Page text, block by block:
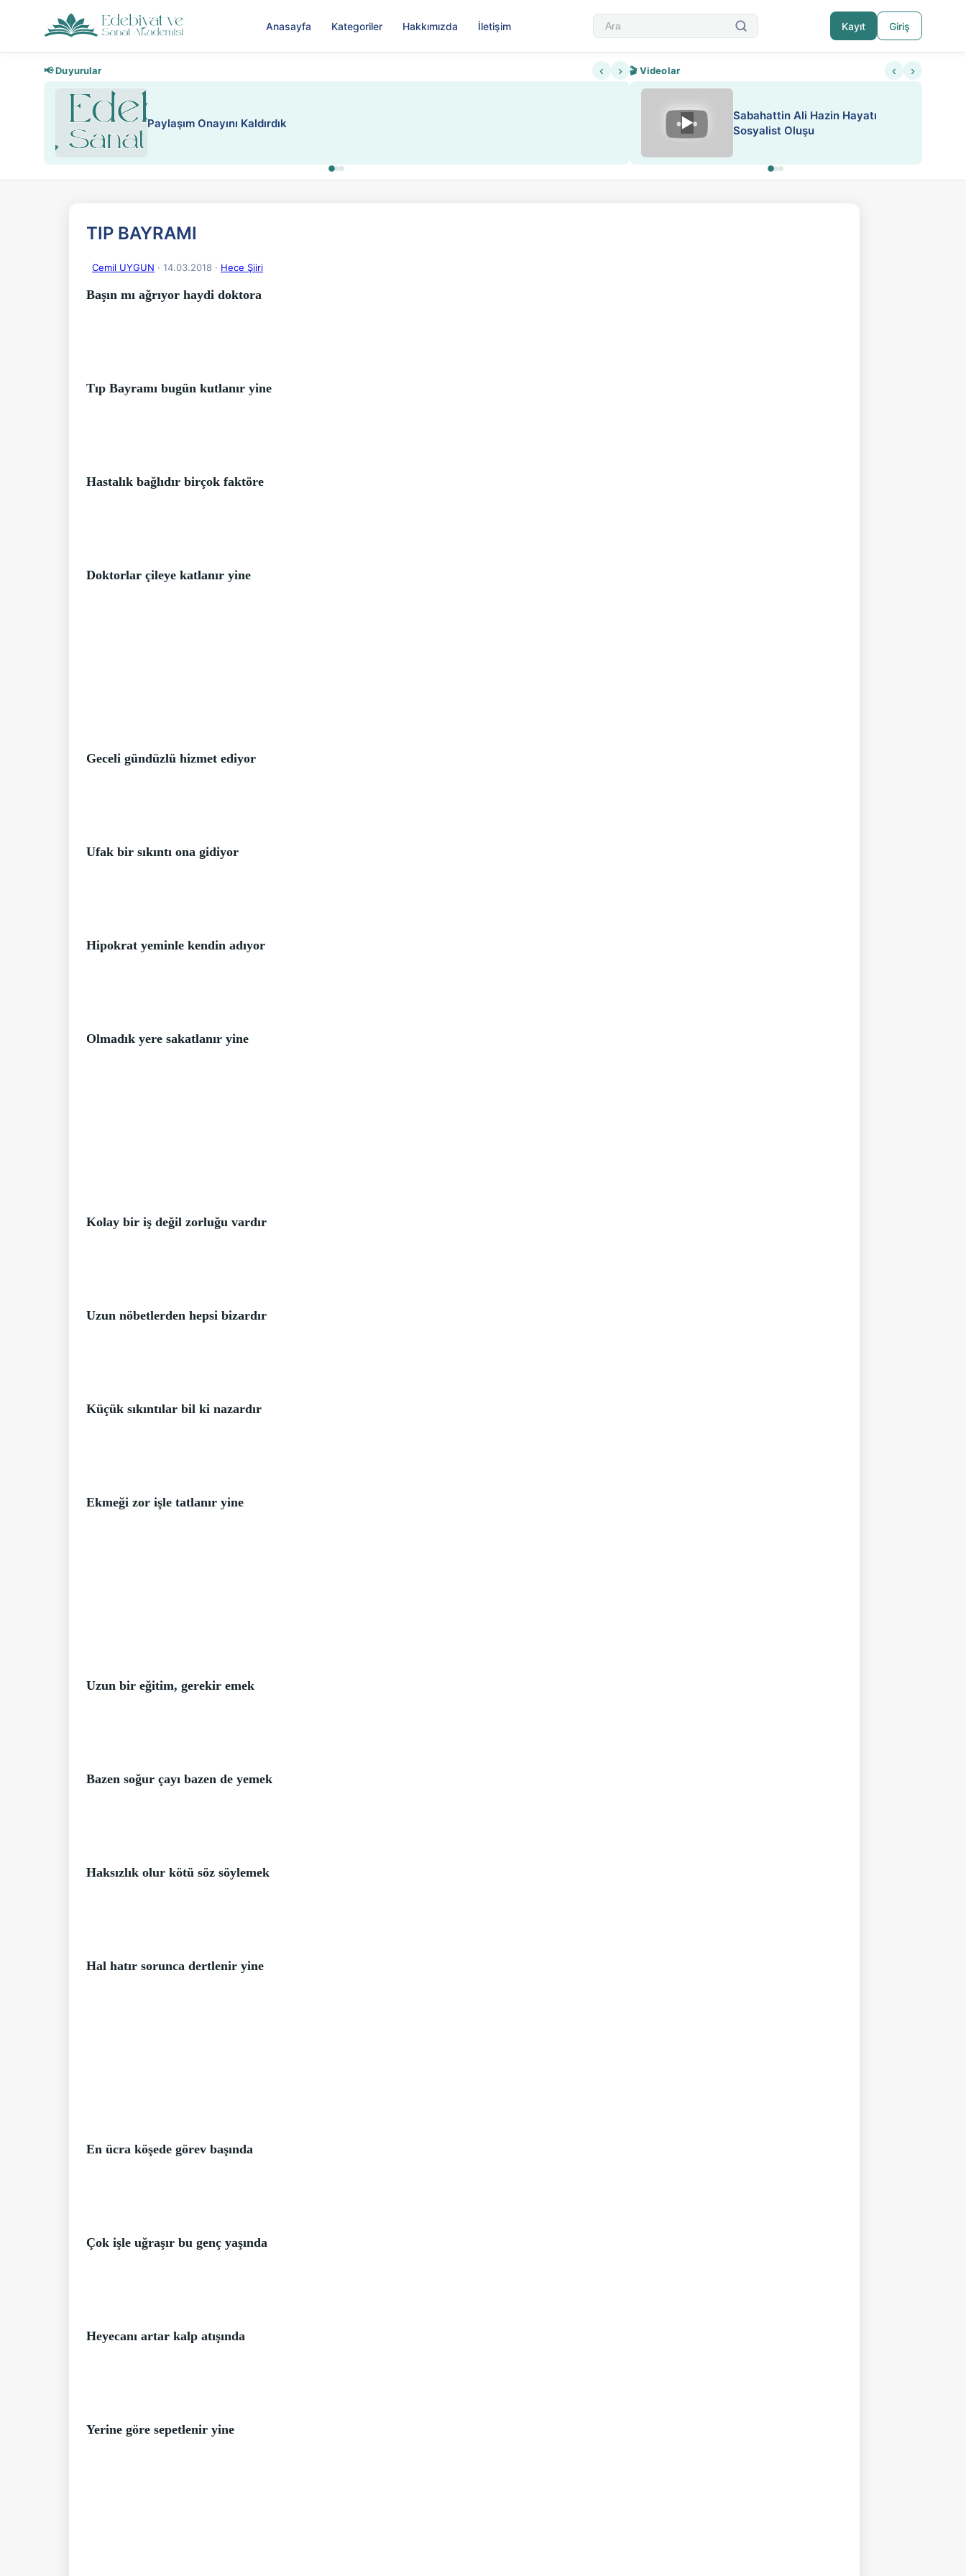
Anasayfa Kategoriler Hakkımızda İletişim Kayıt Giriş
📢 Duyurular ‹ ›
Nadir içeriklere kısıtlama ve kredi sistemi getirildi ESA 'da Sen de Paylaş
🎬 Videolar ‹ ›
▶
ATEŞ YAKMAK KONU ÖZET J.
LONDON
TIP BAYRAMI
Cemil UYGUN · 14.03.2018 · Hece Şiiri
Başın mı ağrıyor haydi doktora
Tıp Bayramı bugün kutlanır yine
Hastalık bağlıdır birçok faktöre
Doktorlar çileye katlanır yine
Geceli gündüzlü hizmet ediyor
Ufak bir sıkıntı ona gidiyor
Hipokrat yeminle kendin adıyor
Olmadık yere sakatlanır yine
Kolay bir iş değil zorluğu vardır
Uzun nöbetlerden hepsi bizardır
Küçük sıkıntılar bil ki nazardır
Ekmeği zor işle tatlanır yine
Uzun bir eğitim, gerekir emek
Bazen soğur çayı bazen de yemek
Haksızlık olur kötü söz söylemek
Hal hatır sorunca dertlenir yine
En ücra köşede görev başında
Çok işle uğraşır bu genç yaşında
Heyecanı artar kalp atışında
Yerine göre sepetlenir yine